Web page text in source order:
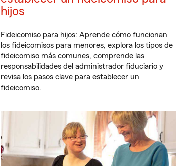
hijos
Fideicomiso para hijos: Aprende cómo funcionan
los fideicomisos para menores, explora los tipos de
fideicomiso más comunes, comprende las
responsabilidades del administrador fiduciario y
revisa los pasos clave para establecer un
fideicomiso.